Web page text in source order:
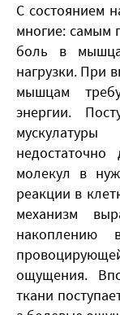
С состоянием
многие: самым
боль в
нагрузки. При
мышцам
энергии.
недостаточно
молекул в
реакции в
механизм
накоплению
ощущения.
ткани